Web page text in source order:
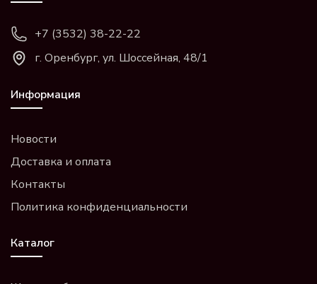
+7 (3532) 38-22-22
г. Оренбург, ул. Шоссейная, 48/1
Информация
Новости
Доставка и оплата
Контакты
Политика конфиденциальности
Каталог